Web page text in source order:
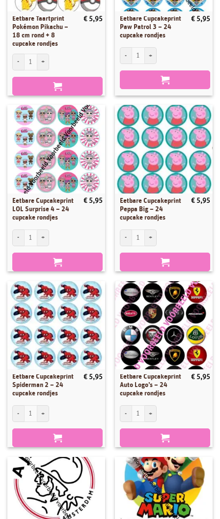
Eetbare Taartprint
Pokémon Pikachu –
18 cm rond + 8
cupcake rondjes
€ 5,95
Eetbare Taartprint Pokémon Pikachu - 18 cm rond + 8 cupcake rondjes aantal
Eetbare Cupcakeprint
Paw Patrol 3 – 24
cupcake rondjes
€ 5,95
Eetbare Cupcakeprint Paw Patrol 3 - 24
Eetbare Cupcakeprint
LOL Surprise 4 – 24
cupcake rondjes
€ 5,95
Eetbare Cupcakeprint LOL Surprise 4 - 24 cupcake rondjes aantal
Eetbare Cupcakeprint
Peppa Big – 24
cupcake rondjes
€ 5,95
Eetbare Cupcakeprint Peppa Big - 24
Eetbare Cupcakeprint
Spiderman 2 – 24
cupcake rondjes
€ 5,95
Eetbare Cupcakeprint Spiderman 2 - 24 cupcake rondjes aantal
Eetbare Cupcakeprint
Auto Logo’s – 24
cupcake rondjes
€ 5,95
Eetbare Cupcakeprint Auto Logo's - 24